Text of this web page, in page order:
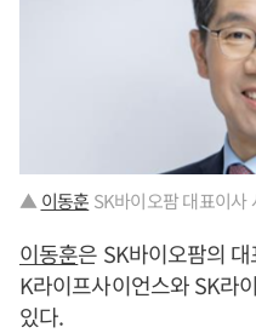
▲ 이동훈 SK바이오팜 대표이사
이동훈은 SK바이오팜의
K라이프사이언스와 SK라
있다.